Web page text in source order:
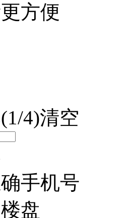
方便
1/4)清空
手机号
盘